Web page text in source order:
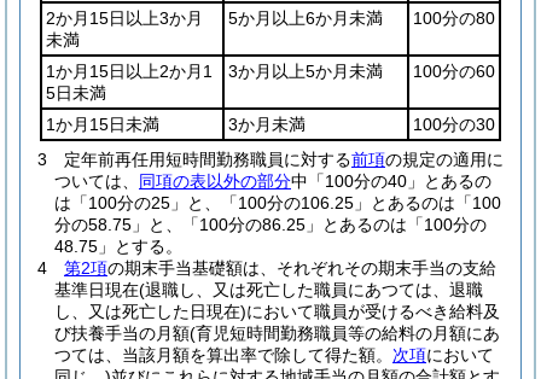
2か月15日以上3か月
未満
5か月以上6か月未満 100分の80
1か月15日以上2か月1
5日未満
3か月以上5か月未満 100分の60
1か月15日未満 3か月未満
100分の30
3
定年前再任用短時間勤務職員に対する前項の規定の適用に
ついては、 同項の表以外の部分中「100分の40」とあるの
は「100分の25」と、「100分の106.25」とあるのは「100
分の58.75」と、「100分の86.25」とあるのは「100分の
48.75」とする。
4
第2項の期末手当基礎額は、それぞれその期末手当の支給
基準日現在(退職し、又は死亡した職員にあつては、退職
し、又は死亡した日現在)において職員が受けるべき給料及
び扶養手当の月額(育児短時間勤務職員等の給料の月額にあ
つては、当該月額を算出率で除して得た額。 次項において